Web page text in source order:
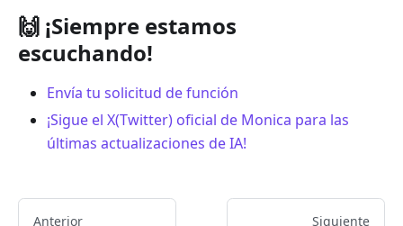
🙌 ¡Siempre estamos
escuchando!
Envía tu solicitud de función
¡Sigue el X(Twitter) oficial de Monica para las
últimas actualizaciones de IA!
Anterior Siguiente